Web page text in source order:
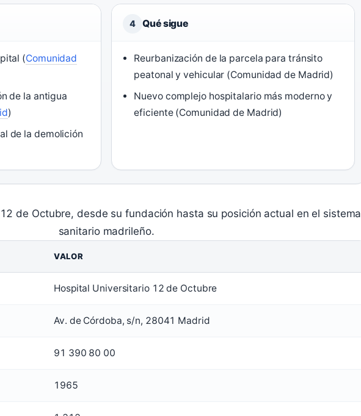
(Comunidad
de la antigua
)
de la demolición
4 Qué sigue
Reurbanización de la parcela para tránsito
peatonal y vehicular (Comunidad de Madrid)
Nuevo complejo hospitalario más moderno y
eficiente (Comunidad de Madrid)
de Octubre, desde su fundación hasta su posición actual en el sistema
sanitario madrileño.
VALOR
Hospital Universitario 12 de Octubre
Av. de Córdoba, s/n, 28041 Madrid
91 390 80 00
1965